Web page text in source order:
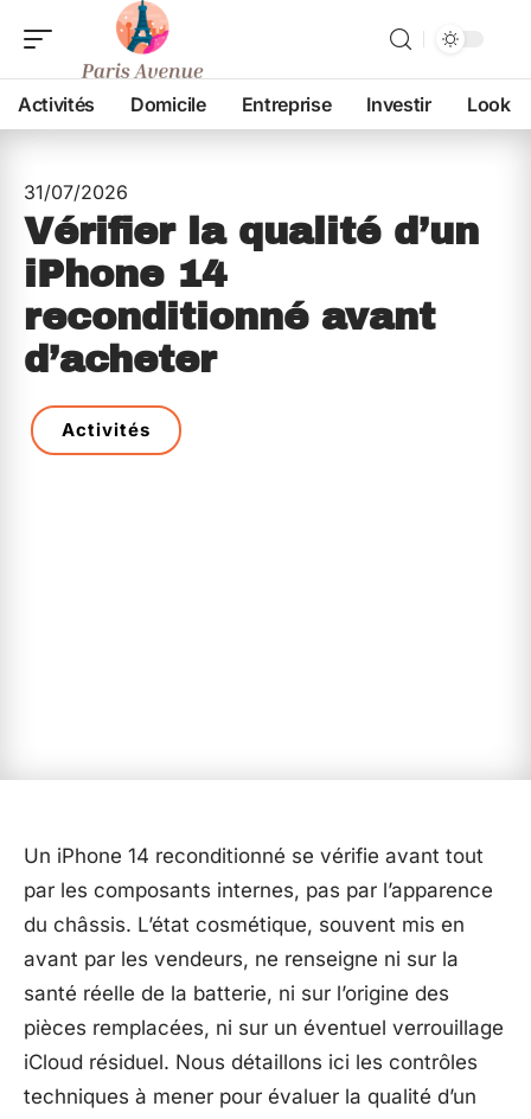
Activités Domicile Entreprise Investir Look
31/07/2026
Vérifier la qualité d’un
iPhone 14
reconditionné avant
d’acheter
Activités
Un iPhone 14 reconditionné se vérifie avant tout
par les composants internes, pas par l’apparence
du châssis. L’état cosmétique, souvent mis en
avant par les vendeurs, ne renseigne ni sur la
santé réelle de la batterie, ni sur l’origine des
pièces remplacées, ni sur un éventuel verrouillage
iCloud résiduel. Nous détaillons ici les contrôles
techniques à mener pour évaluer la qualité d’un